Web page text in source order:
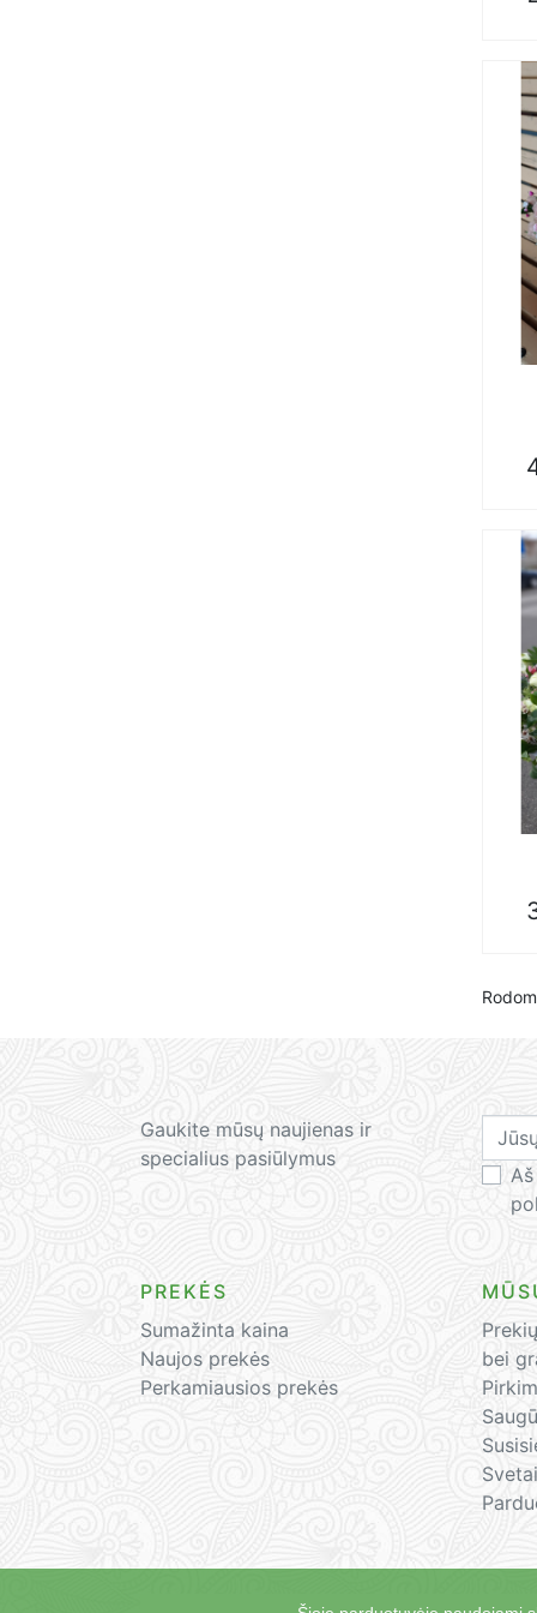
Gaukite mūsų naujienas ir
specialius pasiūlymus
PREKĖS
Sumažinta kaina
Naujos prekės
Perkamiausios prekės
bei